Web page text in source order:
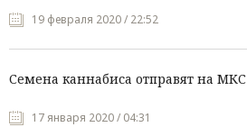
19 февраля 2020 / 22:52
Семена каннабиса отправят на МКС
17 января 2020 / 04:31